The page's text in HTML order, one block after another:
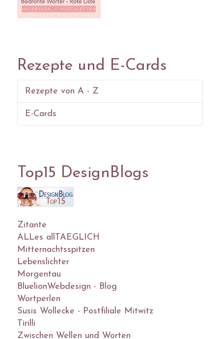
Rezepte und E-Cards
Rezepte von A - Z
E-Cards
Top15 DesignBlogs
Zitante
ALLes allTAEGLICH
Mitternachtsspitzen
Lebenslichter
Morgentau
BluelionWebdesign - Blog
Wortperlen
Susis Wollecke - Postfiliale Mitwitz
Tirilli
Zwischen Wellen und Worten